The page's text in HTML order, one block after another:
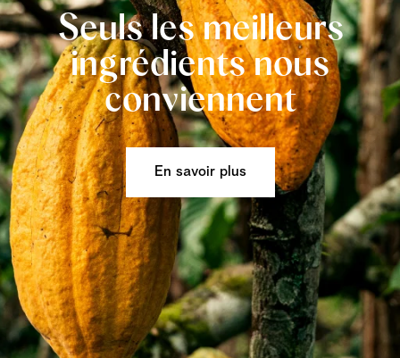
Seuls les meilleurs
ingrédients nous
conviennent
En savoir plus